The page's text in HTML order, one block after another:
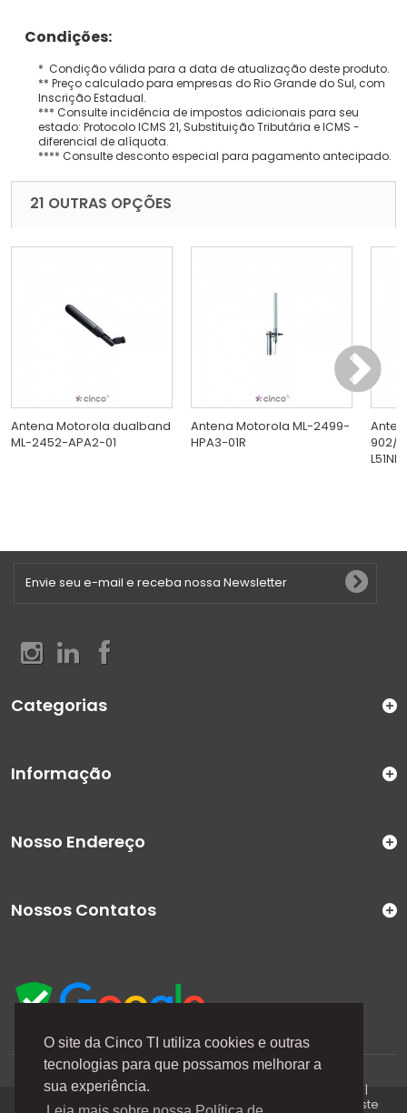
O site da Cinco TI utiliza cookies e outras
tecnologias para que possamos melhorar a
sua experiência.
Condições:
* Condição válida para a data de atualização deste produto.
** Preço calculado para empresas do Rio Grande do Sul, com
Inscrição Estadual.
*** Consulte incidência de impostos adicionais para seu
estado: Protocolo ICMS 21, Substituição Tributária e ICMS -
diferencial de alíquota.
**** Consulte desconto especial para pagamento antecipado.
21 OUTRAS OPÇÕES
Antena Motorola dualband
ML-2452-APA2-01
Antena Motorola ML-2499-
HPA3-01R
902/
Categorias
Informação
A Cinco TI (5TI) é uma marca registrada de CINCO TI
COMERCIO E SERVICOS LTDA | CNPJ: 08.307.867/0001-04 |
Todos os direitos reservados. Os preços anunciados neste
Nosso Endereço
Nossos Contatos